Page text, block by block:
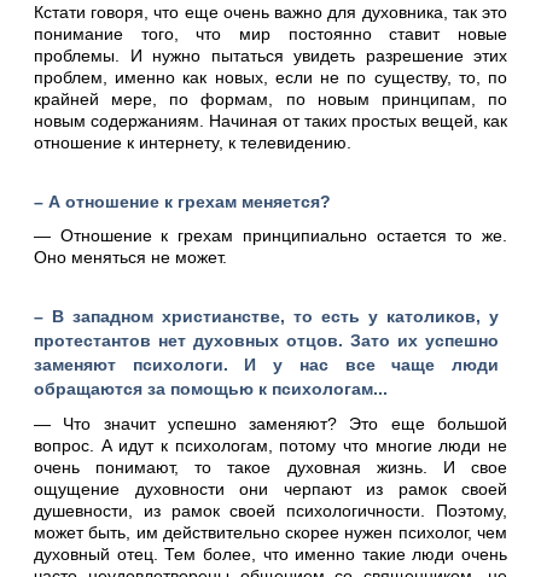
Кстати говоря, что еще очень важно для духовника, так это
понимание того, что мир постоянно ставит новые
проблемы. И нужно пытаться увидеть разрешение этих
проблем, именно как новых, если не по существу, то, по
крайней мере, по формам, по новым принципам, по
новым содержаниям. Начиная от таких простых вещей, как
отношение к интернету, к телевидению.
– А отношение к грехам меняется?
— Отношение к грехам принципиально остается то же.
Оно меняться не может.
– В западном христианстве, то есть у католиков, у
протестантов нет духовных отцов. Зато их успешно
заменяют психологи. И у нас все чаще люди
обращаются за помощью к психологам...
— Что значит успешно заменяют? Это еще большой
вопрос. А идут к психологам, потому что многие люди не
очень понимают, то такое духовная жизнь. И свое
ощущение духовности они черпают из рамок своей
душевности, из рамок своей психологичности. Поэтому,
может быть, им действительно скорее нужен психолог, чем
духовный отец. Тем более, что именно такие люди очень